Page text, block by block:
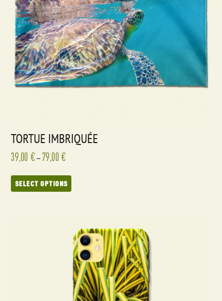
TORTUE IMBRIQUÉE
39,00 € –79,00 €
SELECT OPTIONS